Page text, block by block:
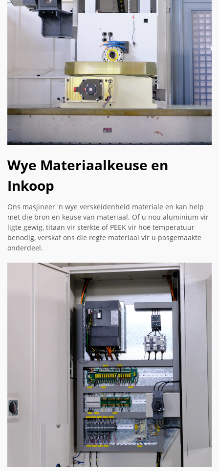
Wye Materiaalkeuse en
Inkoop
Ons masjineer 'n wye verskeidenheid materiale en kan help
met die bron en keuse van materiaal. Of u nou aluminium vir
ligte gewig, titaan vir sterkte of PEEK vir hoë temperatuur
benodig, verskaf ons die regte materiaal vir u pasgemaakte
onderdeel.